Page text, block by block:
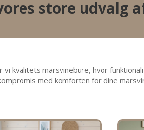
store udvalg
vi kvalitets marsvinebure, hvor
med komforten for dine